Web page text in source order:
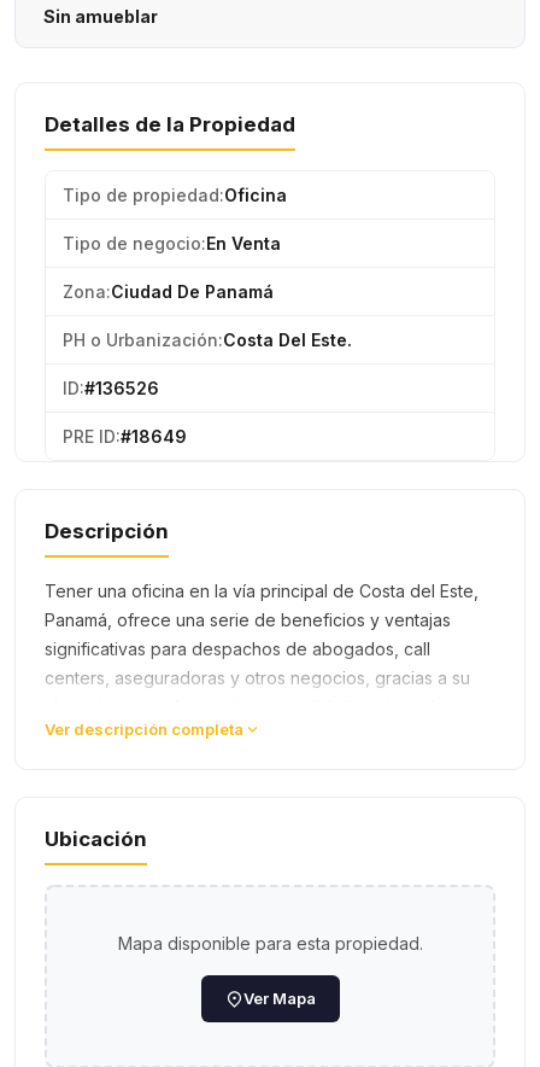
Sin amueblar
Detalles de la Propiedad
Tipo de propiedad:Oficina
Tipo de negocio:En Venta
Zona:Ciudad De Panamá
PH o Urbanización:Costa Del Este.
ID:#136526
PRE ID:#18649
Descripción
Tener una oficina en la vía principal de Costa del Este,
Panamá, ofrece una serie de beneficios y ventajas
significativas para despachos de abogados, call
centers, aseguradoras y otros negocios, gracias a su
Aquí te detallo al…
Ver descripción completa
Ubicación
Mapa disponible para esta propiedad.
Ver Mapa